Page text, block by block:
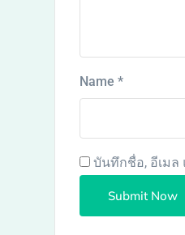
Name *
บันทึกชื่อ, อีเมล